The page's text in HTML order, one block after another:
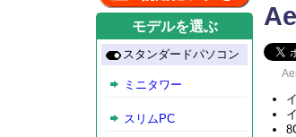
モデルを選ぶ
スタンダードパソコン
ミニタワー
スリムPC